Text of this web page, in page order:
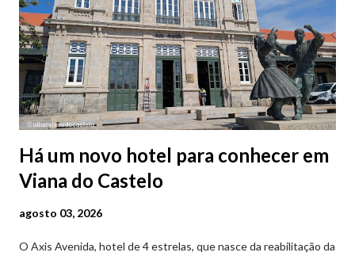
Há um novo hotel para conhecer em
Viana do Castelo
agosto 03, 2026
O Axis Avenida, hotel de 4 estrelas, que nasce da reabilitação da